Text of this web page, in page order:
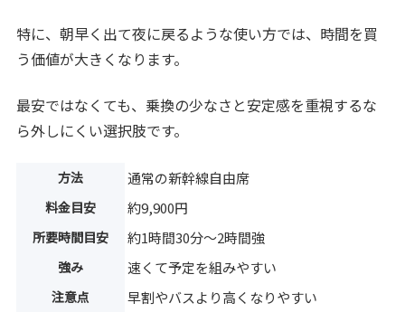
特に、朝早く出て夜に戻るような使い方では、時間を買
う価値が大きくなります。
最安ではなくても、乗換の少なさと安定感を重視するな
ら外しにくい選択肢です。
方法 通常の新幹線自由席
料金目安 約9,900円
所要時間目安 約1時間30分〜2時間強
強み 速くて予定を組みやすい
注意点 早割やバスより高くなりやすい